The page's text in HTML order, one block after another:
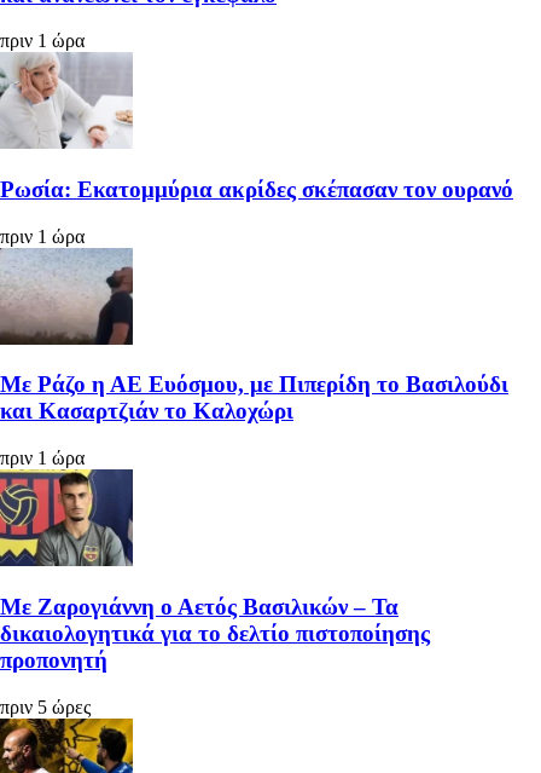
πριν 1 ώρα
Ρωσία: Εκατομμύρια ακρίδες σκέπασαν τον ουρανό
πριν 1 ώρα
Με Ράζο η ΑΕ Ευόσμου, με Πιπερίδη το Βασιλούδι
και Κασαρτζιάν το Καλοχώρι
πριν 1 ώρα
Με Ζαρογιάννη ο Αετός Βασιλικών – Τα
δικαιολογητικά για το δελτίο πιστοποίησης
προπονητή
πριν 5 ώρες